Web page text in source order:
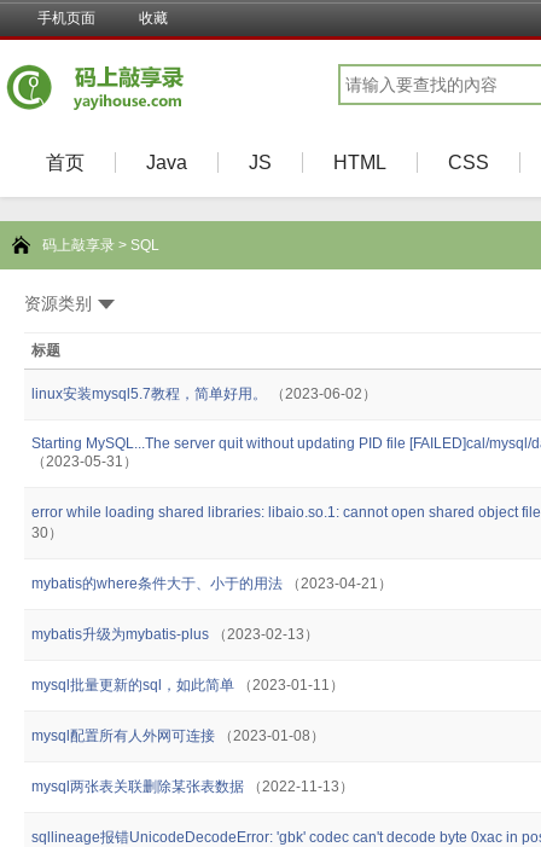
手机页面 收藏
首页 Java JS HTML CSS
码上敲享录 > SQL
资源类别
标题
linux安装mysql5.7教程，简单好用。 （2023-06-02）
Starting MySQL...The server quit without updating PID file [FAILED]cal/
（2023-05-31）
error while loading shared libraries: libaio.so.1: cannot open shared object
30）
mybatis的where条件大于、小于的用法 （2023-04-21）
mybatis升级为mybatis-plus （2023-02-13）
mysql批量更新的sql，如此简单 （2023-01-11）
mysql配置所有人外网可连接 （2023-01-08）
mysql两张表关联删除某张表数据 （2022-11-13）
sqllineage报错UnicodeDecodeError: 'gbk' codec can't decode byte 0xac in